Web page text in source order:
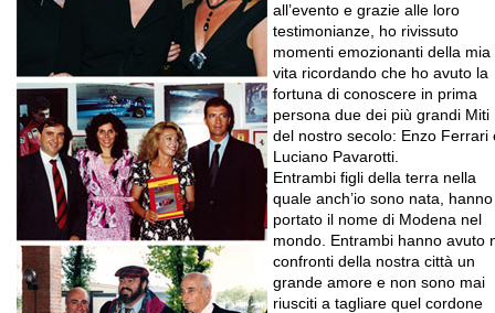
all’evento e grazie alle loro
testimonianze, ho rivissuto
momenti emozionanti della mia
vita ricordando che ho avuto la
fortuna di conoscere in prima
persona due dei più grandi Miti
del nostro secolo: Enzo Ferrari
Luciano Pavarotti.
Entrambi figli della terra nella
quale anch’io sono nata, hanno
portato il nome di Modena nel
mondo. Entrambi hanno avuto
confronti della nostra città un
grande amore e non sono mai
riusciti a tagliare quel cordone